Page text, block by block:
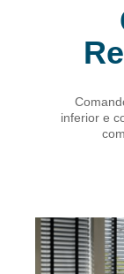
inferior e